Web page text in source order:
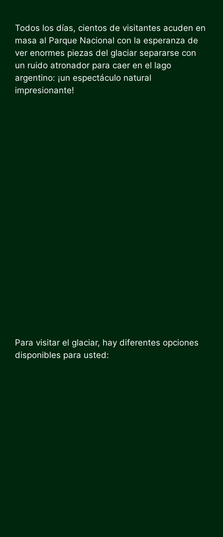
Todos los días, cientos de visitantes acuden en
masa al Parque Nacional con la esperanza de
ver enormes piezas del glaciar separarse con
un ruido atronador para caer en el lago
argentino: ¡un espectáculo natural
impresionante!
Para visitar el glaciar, hay diferentes opciones
disponibles para usted: